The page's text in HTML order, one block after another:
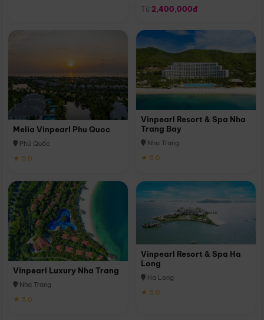
Từ 2,400,000đ
Melia Vinpearl Phu Quoc
Phú Quốc
★ 5.0
Vinpearl Resort & Spa Nha
Trang Bay
Nha Trang
★ 5.0
Vinpearl Luxury Nha Trang
Nha Trang
★ 5.0
Vinpearl Resort & Spa Ha
Long
Hạ Long
★ 5.0